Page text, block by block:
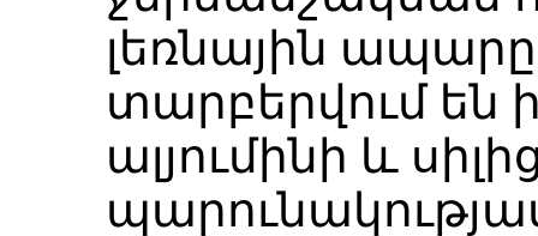
լեռնային
տարբերվում են
ալյումինի և